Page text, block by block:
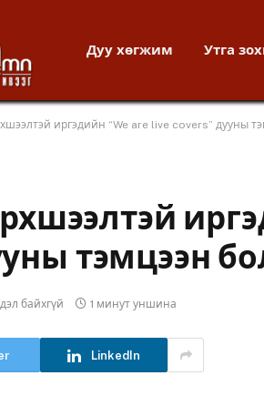
Дуу хөгжим Утга
иргэдийн “We are live covers” дууны
тэмцээн
байхгүй 1 минут уншина
LinkedIn